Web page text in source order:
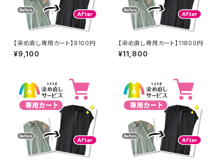
【染め直し専用カート】9100円
¥9,100
【染め直し専用カート】11800円
¥11,800